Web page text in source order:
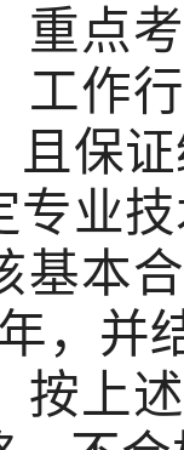
重点
工作
且保
专业
基本
，并
按上